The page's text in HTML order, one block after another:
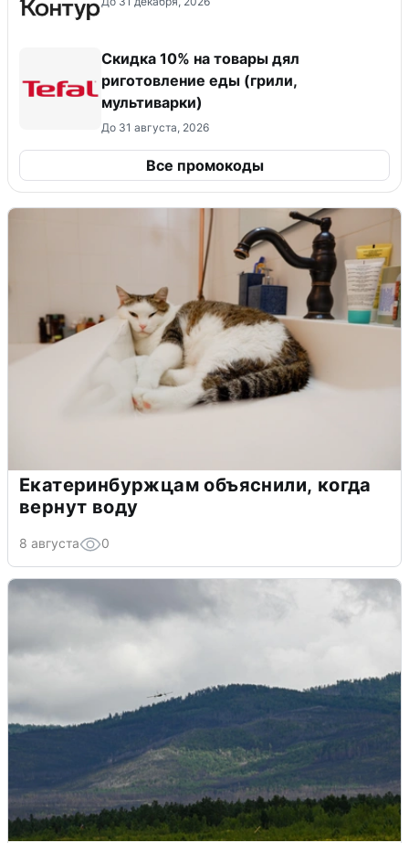
Скидка 10% на товары дял
риготовление еды (грили,
мультиварки)
До 31 августа, 2026
Все промокоды
Екатеринбуржцам объяснили, когда
вернут воду
8 августа 0